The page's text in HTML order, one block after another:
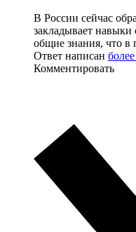
В России сейчас
закладывает навыки
общие знания, что в
Ответ написан
Комментировать